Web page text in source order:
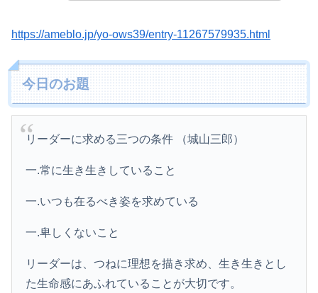
https://ameblo.jp/yo-ows39/entry-11267579935.html
今日のお題
リーダーに求める三つの条件 （城山三郎）
一.常に生き生きしていること
一.いつも在るべき姿を求めている
一.卑しくないこと
リーダーは、つねに理想を描き求め、生き生きとし
た生命感にあふれていることが大切です。